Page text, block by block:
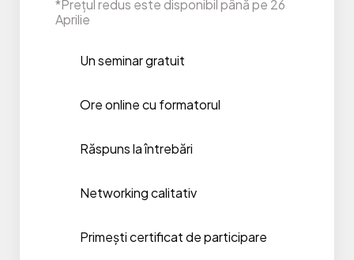
*Prețul redus este disponibil până pe 26
Aprilie
Un seminar gratuit
Ore online cu formatorul
Răspuns la întrebări
Networking calitativ
Primești certificat de participare